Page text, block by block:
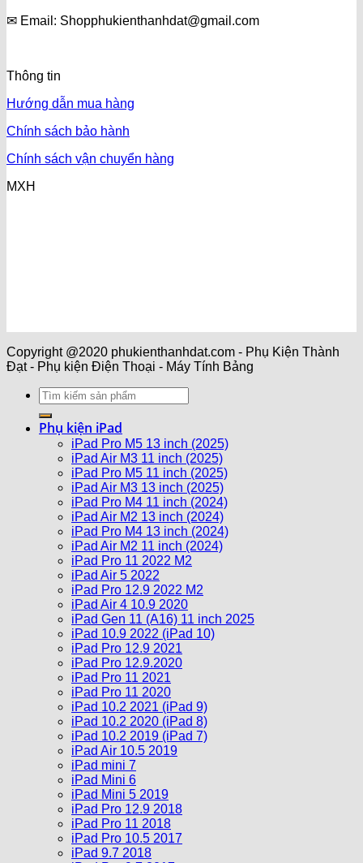
✉ Email: Shopphukienthanhdat@gmail.com
Thông tin
Hướng dẫn mua hàng
Chính sách bảo hành
Chính sách vận chuyển hàng
MXH
Copyright @2020 phukienthanhdat.com - Phụ Kiện Thành
Đạt - Phụ kiện Điện Thoại - Máy Tính Bảng
Phụ kiện iPad
iPad Pro M5 13 inch (2025)
iPad Air M3 11 inch (2025)
iPad Pro M5 11 inch (2025)
iPad Air M3 13 inch (2025)
iPad Pro M4 11 inch (2024)
iPad Air M2 13 inch (2024)
iPad Pro M4 13 inch (2024)
iPad Air M2 11 inch (2024)
iPad Pro 11 2022 M2
iPad Air 5 2022
iPad Pro 12.9 2022 M2
iPad Air 4 10.9 2020
iPad Gen 11 (A16) 11 inch 2025
iPad 10.9 2022 (iPad 10)
iPad Pro 12.9 2021
iPad Pro 12.9.2020
iPad Pro 11 2021
iPad Pro 11 2020
iPad 10.2 2021 (iPad 9)
iPad 10.2 2020 (iPad 8)
iPad 10.2 2019 (iPad 7)
iPad Air 10.5 2019
iPad mini 7
iPad Mini 6
iPad Mini 5 2019
iPad Pro 12.9 2018
iPad Pro 11 2018
iPad Pro 10.5 2017
iPad 9.7 2018